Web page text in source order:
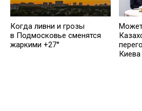
Когда ливни и грозы
в Подмосковье сменятся
жаркими +27°
Киева